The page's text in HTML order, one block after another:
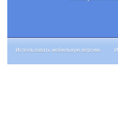
Использовать мобильную версию